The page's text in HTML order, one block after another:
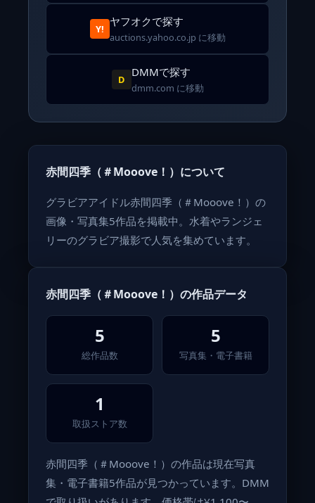
Y!
ヤフオクで探す
auctions.yahoo.co.jp に移動
D
DMMで探す
dmm.com に移動
赤間四季（＃Mooove！）について
グラビアアイドル赤間四季（＃Mooove！）の
画像・写真集5作品を掲載中。水着やランジェ
リーのグラビア撮影で人気を集めています。
赤間四季（＃Mooove！）の作品データ
5
総作品数
5
写真集・電子書籍
1
取扱ストア数
赤間四季（＃Mooove！）の作品は現在写真
集・電子書籍5作品が見つかっています。DMM